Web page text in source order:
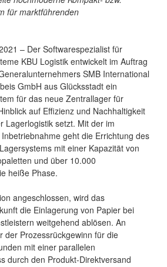
für marktführenden
– Der Softwarespezialist für
KBU Logistik entwickelt im Auftrag
SMB International
GmbH aus Glücksstadt ein
für das neue Zentrallager für
auf Effizienz und Nachhaltigkeit
Lagerlogistik setzt. Mit der im
geht die Errichtung des
mit einer Kapazität von
und über 10.000
heiße Phase.
angeschlossen, wird das
die Einlagerung von Papier bei
weitgehend ablösen. An
der Prozessrückgewinn für die
mit einer parallelen
durch den Produkt-Direktversand